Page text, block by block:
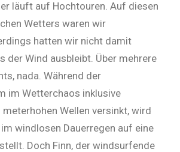
läuft auf Hochtouren. Auf diesen
Wetters waren wir
hatten wir nicht damit
der Wind ausbleibt. Über mehrere
nada. Während der
im Wetterchaos inklusive
meterhohen Wellen versinkt, wird
windlosen Dauerregen auf eine
Doch Finn, der windsurfende